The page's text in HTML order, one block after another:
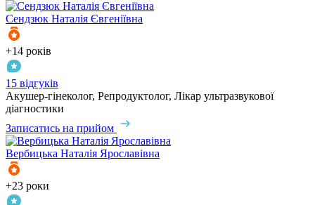
Сендзюк Наталія Євгеніївна
+14 років
15 відгуків
Акушер-гінеколог, Репродуктолог, Лікар ультразвукової
діагностики
Записатись на прийом
Вербицька Наталія Ярославівна
+23 роки